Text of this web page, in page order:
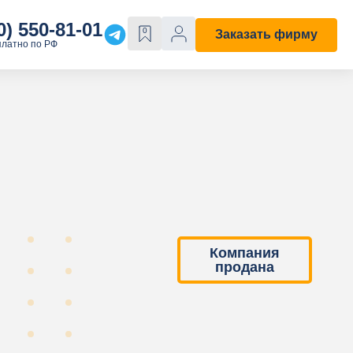
550-81-01
по РФ
0 Заказать фирму
Компания
продана